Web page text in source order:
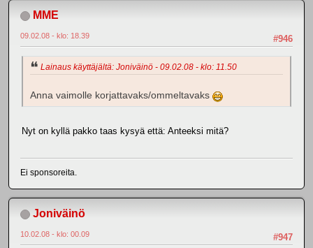
MME
#946
09.02.08 - klo: 18.39
Lainaus käyttäjältä: Joniväinö - 09.02.08 - klo: 11.50
Anna vaimolle korjattavaks/ommeltavaks
Nyt on kyllä pakko taas kysyä että: Anteeksi mitä?
Ei sponsoreita.
Joniväinö
#947
10.02.08 - klo: 00.09